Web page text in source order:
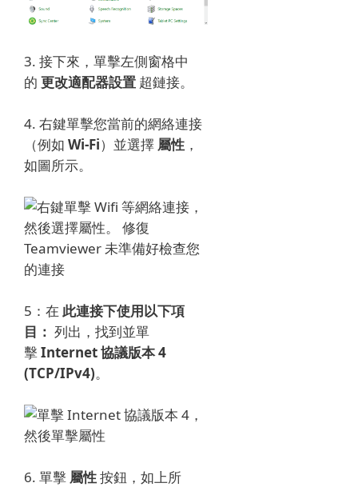
3. 接下來，單擊左側窗格中
的 更改適配器設置 超鏈接。
4. 右鍵單擊您當前的網絡連接
（例如 Wi-Fi）並選擇 屬性 ，
如圖所示。
5：在 此連接下使用以下項
目： 列出，找到並單
擊 Internet 協議版本 4
(TCP/IPv4)。
6. 單擊 屬性按鈕，如上所